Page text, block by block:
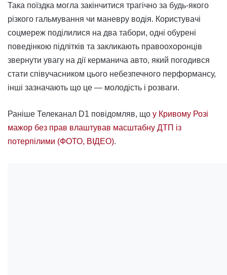
Така поїздка могла закінчитися трагічно за будь-якого
різкого гальмування чи маневру водія. Користувачі
соцмереж поділилися на два табори, одні обурені
поведінкою підлітків та закликають правоохоронців
звернути увагу на дії керманича авто, який погодився
стати співучасником цього небезпечного перформансу,
інші зазначають що це — молодість і розваги.
Раніше Телеканал D1 повідомляв, що у Кривому Розі
мажор без прав влаштував масштабну ДТП із
потерпілими (ФОТО, ВІДЕО).